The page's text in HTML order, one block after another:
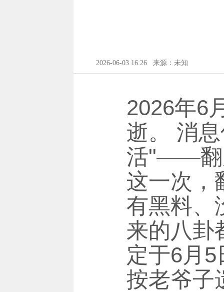
2026-06-03 16:26 来源：未知
2026年6
逝。 消
活"——翻
这一次，
有黑料、
来的八卦
定于6月
按老爷子